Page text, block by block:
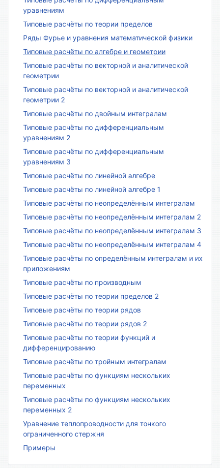
уравнениям
Типовые расчёты по теории пределов
Ряды Фурье и уравнения математической физики
Типовые расчёты по алгебре и геометрии
Типовые расчёты по векторной и аналитической
геометрии
Типовые расчёты по векторной и аналитической
геометрии 2
Типовые расчёты по двойным интегралам
Типовые расчёты по дифференциальным
уравнениям 2
Типовые расчёты по дифференциальным
уравнениям 3
Типовые расчёты по линейной алгебре
Типовые расчёты по линейной алгебре 1
Типовые расчёты по неопределённым интегралам
Типовые расчёты по неопределённым интегралам 2
Типовые расчёты по неопределённым интегралам 3
Типовые расчёты по неопределённым интегралам 4
Типовые расчёты по определённым интегралам и их
приложениям
Типовые расчёты по производным
Типовые расчёты по теории пределов 2
Типовые расчёты по теории рядов
Типовые расчёты по теории рядов 2
Типовые расчёты по теории функций и
дифференцированию
Типовые расчёты по тройным интегралам
Типовые расчёты по функциям нескольких
переменных
Типовые расчёты по функциям нескольких
переменных 2
Уравнение теплопроводности для тонкого
ограниченного стержня
Примеры